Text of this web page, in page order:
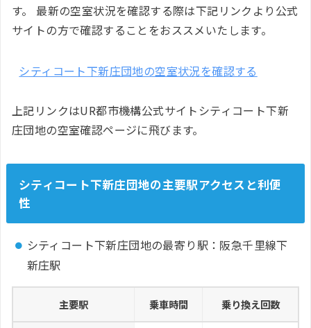
す。 最新の空室状況を確認する際は下記リンクより公式
サイトの方で確認することをおススメいたします。
シティコート下新庄団地の空室状況を確認する
上記リンクはUR都市機構公式サイトシティコート下新
庄団地の空室確認ページに飛びます。
シティコート下新庄団地の主要駅アクセスと利便
性
シティコート下新庄団地の最寄り駅：阪急千里線下
新庄駅
主要駅 乗車時間 乗り換え回数